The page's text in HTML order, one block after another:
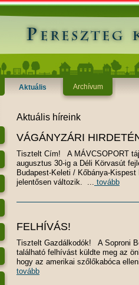
Aktuális Archívum
Aktuális híreink
VÁGÁNYZÁRI
Tisztelt Cím! A MÁVCSOPORT
augusztus 30-ig a Déli Körvasút
Budapest-Keleti / Kőbánya-
jelentősen változik. ... tovább
FELHÍVÁS!
Tisztelt Gazdálkodók! A Soproni
található felhívást küldte meg az
hogy az amerikai szőlőkabóca
tovább